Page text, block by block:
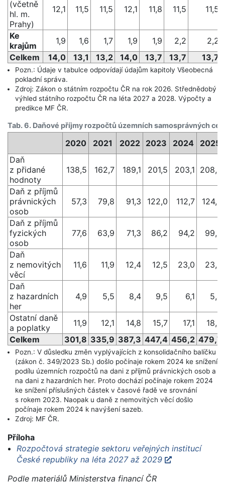
(včetně
hl. m.
Prahy)
12,1 11,5 11,5 12,1 11,8 11,5 11,5
Ke
krajům
1,9 1,6 1,7 1,9 1,9 2,2
2,2
Celkem
14,0 13,1 13,2 14,0 13,7 13,7 13,7
Pozn.: Údaje v tabulce odpovídají údajům kapitoly Všeobecná
pokladní správa.
Zdroj: Zákon o státním rozpočtu ČR na rok 2026. Střednědobý
výhled státního rozpočtu ČR na léta 2027 a 2028. Výpočty a
predikce MF ČR.
Tab. 6. Daňové příjmy rozpočtů územních samosprávných
2020 2021 2022 2023 2024
2025
Daň
z přidané
hodnoty
138,5 162,7 189,1 201,5 203,1 208,3
Daň z příjmů
právnických
osob
57,3 79,8 91,3 122,0 112,7 124,3
Daň z příjmů
fyzických
osob
77,6 63,9 71,3 86,2 94,2 99,9
Daň
z nemovitých
věcí
11,6 11,9 12,4 12,5 23,0 23,6
Daň
z hazardních
her
4,9 5,5 8,4 9,5 6,1 5,4
Ostatní daně
a poplatky
11,9 12,1 14,8 15,7 17,1
18,2
Celkem
301,8 335,9 387,3 447,4 456,2 479,7
Pozn.: V důsledku změn vyplývajících z konsolidačního balíčku
(zákon č. 349/2023 Sb.) došlo počínaje rokem 2024 ke snížení
podílu územních rozpočtů na dani z příjmů právnických osob a
na dani z hazardních her. Proto dochází počínaje rokem 2024
ke snížení příslušných částek v časové řadě ve srovnání
s rokem 2023. Naopak u daně z nemovitých věcí došlo
počínaje rokem 2024 k navýšení sazeb.
Zdroj: MF ČR.
Příloha
Rozpočtová strategie sektoru veřejných institucí
České republiky na léta 2027 až 2029
Podle materiálů Ministerstva financí ČR